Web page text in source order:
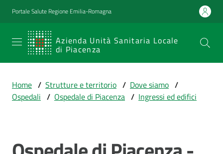
Vai al contenuto
Vai alla navigazione
Vai al footer
Portale Salute Regione Emilia-Romagna
Azienda Unità Sanitaria Locale
di Piacenza
SERVIZIO
SANITARIO
Emilia-
Romagna
Home / Strutture e territorio / Dove siamo /
Ospedali / Ospedale di Piacenza / Ingressi ed edifici
Salta al contenuto